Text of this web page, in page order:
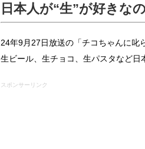
日本人が“生”が好きな
24年9月27日放送の「チコちゃんに叱
生ビール、生チョコ、生パスタなど日
スポンサーリンク